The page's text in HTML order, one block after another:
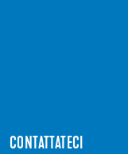
CONTATTATECI